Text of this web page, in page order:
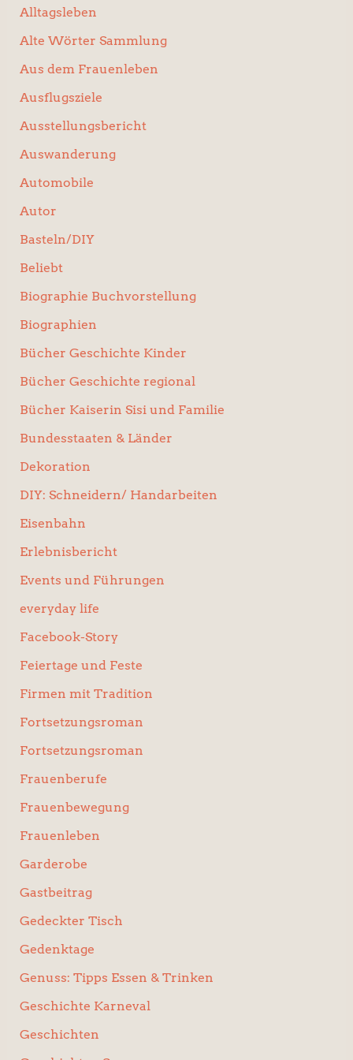
Alltagsleben
Alte Wörter Sammlung
Aus dem Frauenleben
Ausflugsziele
Ausstellungsbericht
Auswanderung
Automobile
Autor
Basteln/DIY
Beliebt
Biographie Buchvorstellung
Biographien
Bücher Geschichte Kinder
Bücher Geschichte regional
Bücher Kaiserin Sisi und Familie
Bundesstaaten & Länder
Dekoration
DIY: Schneidern/ Handarbeiten
Eisenbahn
Erlebnisbericht
Events und Führungen
everyday life
Facebook-Story
Feiertage und Feste
Firmen mit Tradition
Fortsetzungsroman
Fortsetzungsroman
Frauenberufe
Frauenbewegung
Frauenleben
Garderobe
Gastbeitrag
Gedeckter Tisch
Gedenktage
Genuss: Tipps Essen & Trinken
Geschichte Karneval
Geschichten